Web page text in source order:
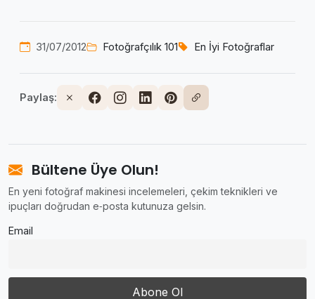
31/07/2012 Fotoğrafçılık 101 En İyi Fotoğraflar
Paylaş:
Bültene Üye Olun!
En yeni fotoğraf makinesi incelemeleri, çekim teknikleri ve
ipuçları doğrudan e‑posta kutunuza gelsin.
Email